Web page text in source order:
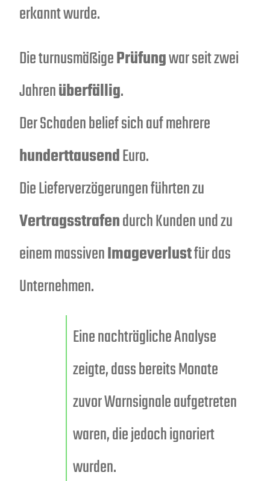
erkannt wurde.
Die turnusmäßigePrüfungwar seit zwei
Jahrenüberfällig.
Der Schaden belief sich auf mehrere
hunderttausendEuro.
Die Lieferverzögerungen führten zu
Vertragsstrafendurch Kunden und zu
einem massivenImageverlustfür das
Unternehmen.
Eine nachträgliche Analyse
zeigte, dass bereits Monate
zuvor Warnsignale aufgetreten
waren, die jedoch ignoriert
wurden.